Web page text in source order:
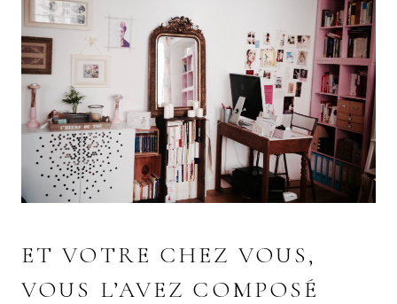
ET VOTRE CHEZ VOUS,
VOUS L’AVEZ COMPOSÉ